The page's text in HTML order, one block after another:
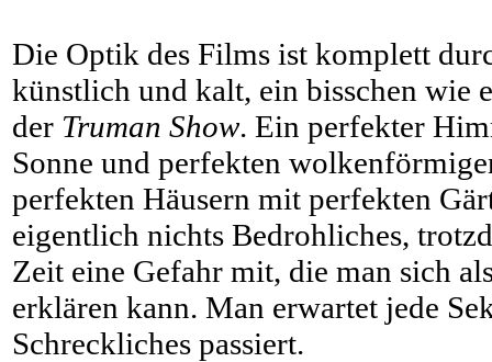
Die Optik des Films ist komplett
künstlich und kalt, ein bisschen wie
der Truman Show. Ein perfekter
Sonne und perfekten
perfekten Häusern mit perfekten
eigentlich nichts Bedrohliches,
Zeit eine Gefahr mit, die man sich
erklären kann. Man erwartet jede
Schreckliches passiert.